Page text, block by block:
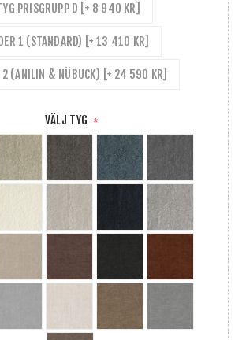
PRISGRUPP D [+ 8 940 KR]
1 (STANDARD) [+ 13 410 KR]
2 (ANILIN & NÜBUCK) [+ 24 590 KR]
VÄLJ TYG *